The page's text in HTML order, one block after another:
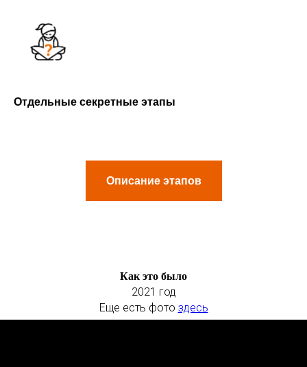
Отдельные секретные этапы
Описание этапов
Как это было
2021 год
Еще есть фото здесь